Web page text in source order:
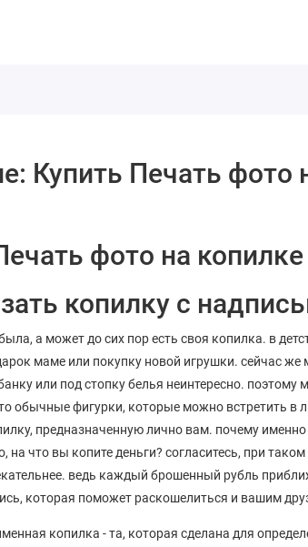
Купить Печать фото
фото на
копилку с
а может до сих пор есть своя копилка. в
маме или покупку новой игрушки. сейчас же
или под стопку белья неинтересно.
обычные фигурки, которые можно встретить в
предназначенную лично вам. почему
на что вы копите деньги? согласитесь, при
ведь каждый брошенный рубль
которая поможет раскошелиться и вашим
копилка - та, которая сделана для